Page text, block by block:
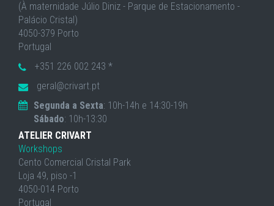
(À maternidade Júlio Diniz - Parque de Estacionamento -
Palácio Cristal)
4050-379 Porto
Portugal
+351 226 002 243 *
geral@crivart.pt
Segunda a Sexta: 10h-14h e 14:30-19h
Sábado: 10h-13:30
ATELIER CRIVART
Workshops
Cento Comercial Cristal Park
Loja 49, piso -1
4050-014 Porto
Portugal